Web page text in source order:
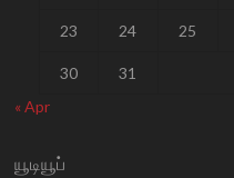
23 24 25
30
31
« Apr
யூடியூப்